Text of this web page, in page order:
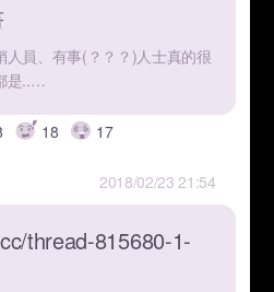
員、有事(？？？)人士真的很
是..…
18 17
2018/02/23 21:54
thread-815680-1-